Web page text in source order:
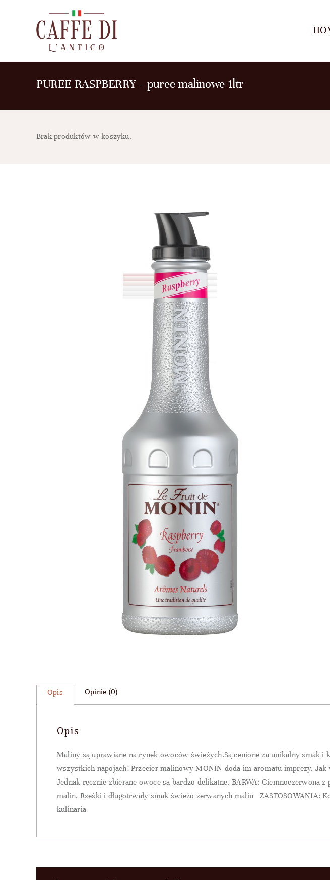
PUREE RASPBERRY – puree malinowe 1ltr
Brak produktów w koszyku.
Opis Opinie (0)
Opis
Maliny są uprawiane na rynek owoców świeżych.Są cenione za unikalny smak
wszystkich napojach! Przecier malinowy MONIN doda im aromatu imprezy.
Jednak ręcznie zbierane owoce są bardzo delikatne. BARWA:
malin. Rześki i długotrwały smak świeżo zerwanych malin ZASTOSOWANIA:
kulinaria